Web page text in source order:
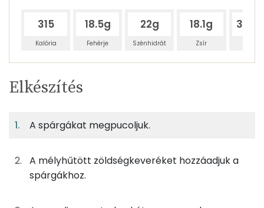
315
Kalória
18.5g
Fehérje
22g
Szénhidrát
18.1g
Zsír
Egy
adagban
5%
6%
125gfehér spárga
mexikói keverék
10 kcal
TÁPANYAGTARTALOM
Egy
4
5%
Fehérje
Szénhidrát
Elkészítés
A spárgákat megpucoljuk.
A mélyhűtött zöldségkeveréket hozzáadjuk a
spárgákhoz.